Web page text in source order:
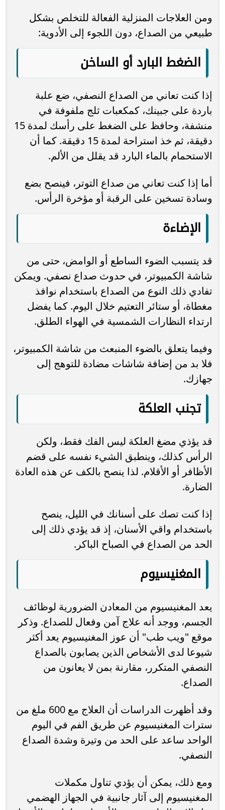
ومن العلاجات المنزلية الفعالة للتخلص بشكل
طبيعي من الصداع، دون اللجوء إلى الأدوية:
الضغط البارد أو الساخن
إذا كنت تعاني من الصداع النصفي، ضع علبة
باردة على جبينك، كمكعبات ثلج ملفوفة في
منشفة، وحافظ على الضغط على رأسك لمدة 15
دقيقة، ثم خذ استراحة لمدة 15 دقيقة. كما أن
الاستحمام بالماء البارد قد يقلل من الألم.
أما إذا كنت تعاني من صداع التوتر، فينصح بضع
وسادة تسخين على الرقبة أو مؤخرة الرأس.
الإضاءة
قد يتسبب الضوء الساطع أو الوامض، حتى من
شاشة الكمبيوتر، في حدوث صداع نصفي. ويمكن
تفادي ذلك النوع من الصداع باستخدام نوافذ
مغطاة، أو ستائر التعتيم خلال اليوم. كما يفضل
ارتداء النظارات الشمسية في الهواء الطلق.
وفيما يتعلق بالضوء المنبعث من شاشة الكمبيوتر،
فلا بد من إضافة شاشات مضادة للتوهج إلى
جهازك.
تجنب العلكة
قد يؤذي مضغ العلكة ليس الفك فقط، ولكن
الرأس كذلك، وينطبق الشيء نفسه على قضم
الأظافر أو الأقلام. لذا ينصح بالكف عن هذه العادة
الضارة.
إذا كنت تصك على أسنانك في الليل، ينصح
باستخدام واقي الأسنان، إذ قد يؤدي ذلك إلى
الحد من الصداع في الصباح الباكر.
المغنيسيوم
يعد المغنيسيوم من المعادن الضرورية لوظائف
الجسم، ووجد أنه علاج آمن وفعال للصداع. وذكر
موقع "ويب طب" أن عوز المغنيسيوم يعد أكثر
شيوعا لدى الأشخاص الذين يصابون بالصداع
النصفي المتكرر، مقارنة بمن لا يعانون من
الصداع.
وقد أظهرت الدراسات أن العلاج مع 600 ملغ من
سترات المغنيسيوم عن طريق الفم في اليوم
الواحد ساعد على الحد من وتيرة وشدة الصداع
النصفي.
ومع ذلك، يمكن أن يؤدي تناول مكملات
المغنيسيوم إلى آثار جانبية في الجهاز الهضمي